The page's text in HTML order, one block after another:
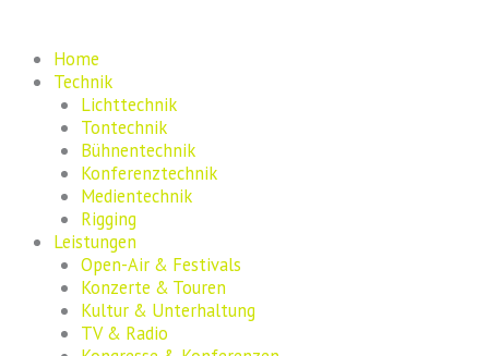
Home
Technik
Lichttechnik
Tontechnik
Bühnentechnik
Konferenztechnik
Medientechnik
Rigging
Leistungen
Open-Air & Festivals
Konzerte & Touren
Kultur & Unterhaltung
TV & Radio